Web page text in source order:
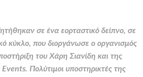
σε ένα εορταστικό δείπνο, σε
κύκλο, που διοργάνωσε ο οργανισμός
του Χάρη Σιανίδη και της
Πολύτιμοι υποστηρικτές της